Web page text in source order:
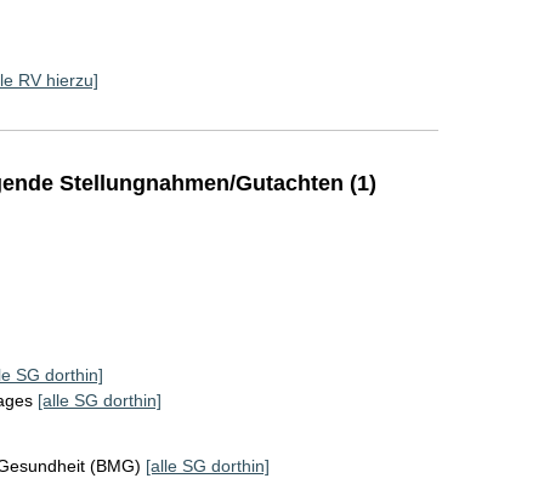
RV hierzu]
Stellungnahmen/Gutachten (1)
SG dorthin]
[alle SG dorthin]
(BMG) [alle SG dorthin]